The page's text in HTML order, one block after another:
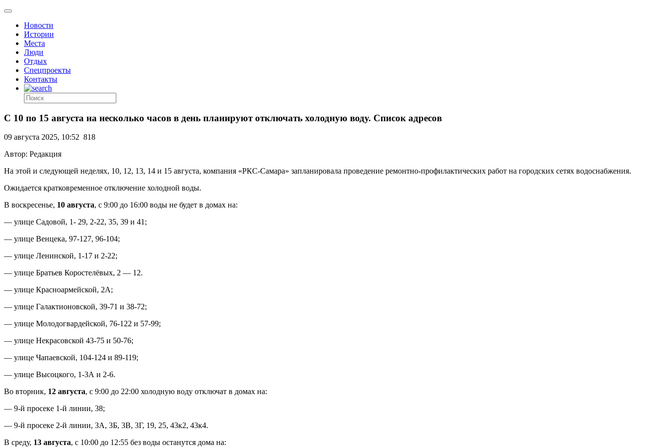
Новости
Истории
Места
Люди
Отдых
Спецпроекты
Контакты
С 10 по 15 августа на несколько часов в день планируют отключать холодную воду. Список адресов
09 августа 2025, 10:52 818
Автор: Редакция
На этой и следующей неделях, 10, 12, 13, 14 и 15 августа, компания «РКС-Самара» запланировала проведение ремонтно-профилактических работ на городских сетях водоснабжения.
Ожидается кратковременное отключение холодной воды.
В воскресенье, 10 августа, с 9:00 до 16:00 воды не будет в домах на:
— улице Садовой, 1- 29, 2-22, 35, 39 и 41;
— улице Венцека, 97-127, 96-104;
— улице Ленинской, 1-17 и 2-22;
— улице Братьев Коростелёвых, 2 — 12.
— улице Красноармейской, 2А;
— улице Галактионовской, 39-71 и 38-72;
— улице Молодогвардейской, 76-122 и 57-99;
— улице Некрасовской 43-75 и 50-76;
— улице Чапаевской, 104-124 и 89-119;
— улице Высоцкого, 1-3А и 2-6.
Во вторник, 12 августа, с 9:00 до 22:00 холодную воду отключат в домах на:
— 9-й просеке 1-й линии, 38;
— 9-й просеке 2-й линии, 3А, 3Б, 3В, 3Г, 19, 25, 43к2, 43к4.
В среду, 13 августа, с 10:00 до 12:55 без воды останутся дома на: